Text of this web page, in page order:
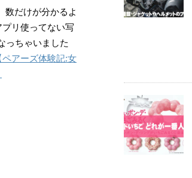
数だけが分かるよ
リ使ってない写
っちゃいました
ペアーズ体験記:女